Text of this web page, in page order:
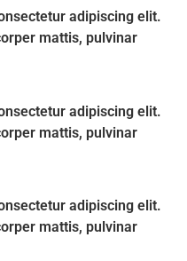
adipiscing elit.
mattis, pulvinar
adipiscing elit.
mattis, pulvinar
adipiscing elit.
mattis, pulvinar